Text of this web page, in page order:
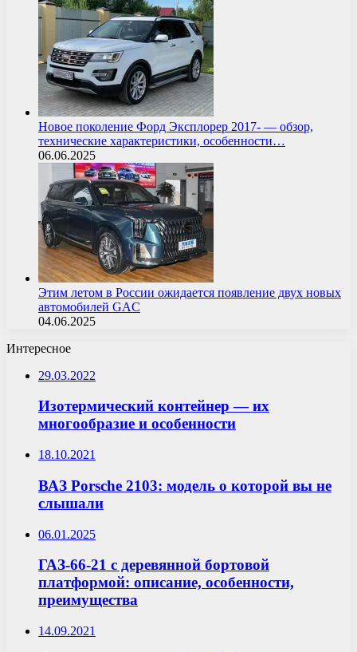
Новое поколение Форд Эксплорер 2017- — обзор,
технические характеристики, особенности…
06.06.2025
Этим летом в России ожидается появление двух новых
автомобилей GAC
04.06.2025
Интересное
29.03.2022
Изотермический контейнер — их
многообразие и особенности
18.10.2021
ВАЗ Porsche 2103: модель о которой вы не
слышали
06.01.2025
ГАЗ-66-21 с деревянной бортовой
платформой: описание, особенности,
преимущества
14.09.2021